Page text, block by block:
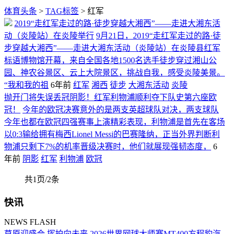
体育头条 > TAG标签 > 红军
2019“走红军走过的路·徒步穿越大湘西”——走进大湘东活
动（炎陵站）在炎陵举行 9月21日，2019“走红军走过的路·徒
步穿越大湘西”——走进大湘东活动（炎陵站）在炎陵县红军
标语博物馆开幕，来自全国各地1500名选手徒步穿过湘山公
园、神农谷景区、云上大院景区，挑战自我，感受炎陵美景。
“我和我的祖 6年前 红军 湘西 徒步 大湘东活动 炎陵
抛开门将失误丢冠阴影！红军利物浦顺利夺下队史第六座欧
冠！
今年的欧冠决赛意外的是两支英超球队对决，两支球队
今年也都在欧冠四强赛事上演精彩表现，利物浦是首先在客场
以0:3输给拥有梅西Lionel Messi的巴赛隆纳，正当外界判断利
物浦只剩下7%的机率晋级决赛时，他们就展现强韧态度，
6
年前 阴影 红军 利物浦 欧冠
共1页/2条
快讯
NEWS FLASH